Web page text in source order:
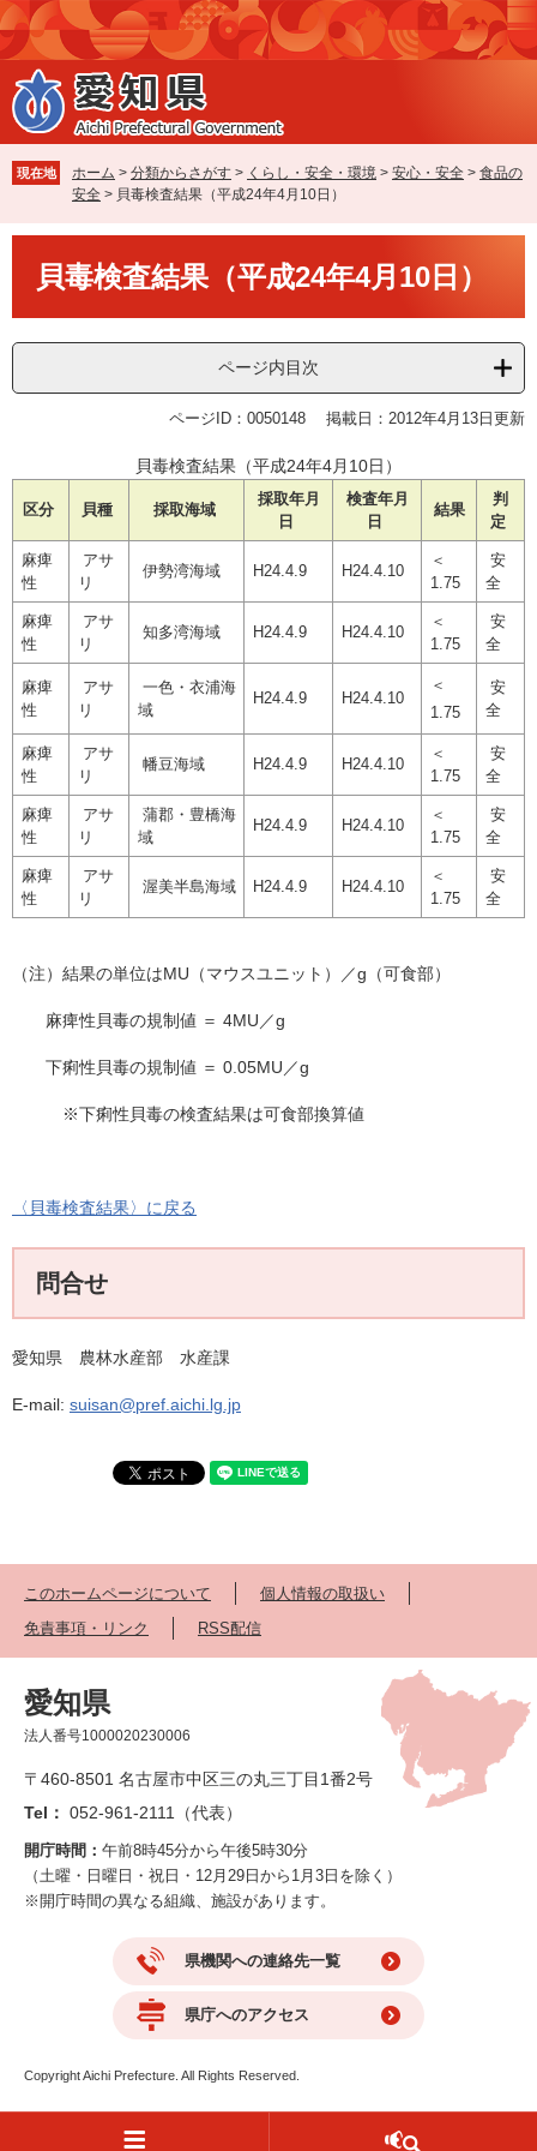
ペ
ー
ジ
の
先
で
す
メ
ニ
ュ
ー
を
ば
し
本
現在地 ホーム > 分類からさがす > くらし・安全・環境 > 安心・安全 > 食品の
安全 > 貝毒検査結果（平成24年4月10日）
貝毒検査結果（平成24年4月10日）
ページ内目次
ページID：0050148 掲載日：2012年4月13日更新
貝毒検査結果（平成24年4月10日）
区分 貝種 採取海域
採取年月
日
検査年月
日
結果
判
定
麻痺
性
アサ
リ
伊勢湾海域 H24.4.9 H24.4.10
＜
1.75
安
全
麻痺
性
アサ
リ
知多湾海域 H24.4.9 H24.4.10
＜
1.75
安
全
麻痺
性
アサ
リ
一色・衣浦海
域
H24.4.9 H24.4.10
＜
1.75
安
全
麻痺
性
アサ
リ
幡豆海域 H24.4.9 H24.4.10
＜
1.75
安
全
麻痺
性
アサ
リ
蒲郡・豊橋海
域
H24.4.9 H24.4.10
＜
1.75
安
全
麻痺
性
アサ
リ
渥美半島海域 H24.4.9 H24.4.10
＜
1.75
安
全
（注）結果の単位はMU（マウスユニット）／g（可食部）
麻痺性貝毒の規制値 ＝ 4MU／g
下痢性貝毒の規制値 ＝ 0.05MU／g
※下痢性貝毒の検査結果は可食部換算値
〈貝毒検査結果〉に戻る
問合せ
愛知県 農林水産部 水産課
E-mail: suisan@pref.aichi.lg.jp
このホームページについて
個人情報の取扱い
免責事項・リンク
RSS配信
愛知県
法人番号1000020230006
〒460-8501 名古屋市中区三の丸三丁目1番2号
Tel： 052-961-2111（代表）
開庁時間： 午前8時45分から午後5時30分
（土曜・日曜日・祝日・12月29日から1月3日を除く）
※開庁時間の異なる組織、施設があります。
県機関への連絡先一覧
県庁へのアクセス
Copyright Aichi Prefecture. All Rights Reserved.